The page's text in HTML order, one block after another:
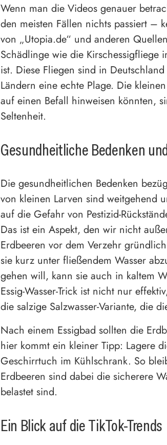
Wenn man die Videos genauer
den meisten Fällen nichts passiert –
von „Utopia.de“ und anderen
Schädlinge wie die Kirschessigfliege
ist. Diese Fliegen sind in
Ländern eine echte Plage. Die
auf einen Befall hinweisen könnten,
Seltenheit.
Gesundheitliche Bedenken
Die gesundheitlichen Bedenken
von kleinen Larven sind weitgehend
auf die Gefahr von Pestizid-
Das ist ein Aspekt, den wir nicht
Erdbeeren vor dem Verzehr
sie kurz unter fließendem Wasser
gehen will, kann sie auch in kaltem
Essig-Wasser-Trick ist nicht nur
die salzige Salzwasser-Variante, die
Nach einem Essigbad sollten die
hier kommt ein kleiner Tipp: Lagere
Geschirrtuch im Kühlschrank. So
Erdbeeren sind dabei die sicherere
belastet sind.
Ein Blick auf die TikTok-Trends